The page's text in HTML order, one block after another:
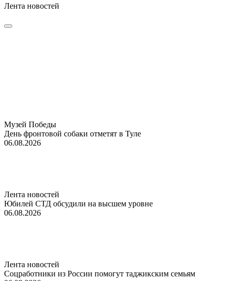
Лента новостей
Музей Победы
День фронтовой собаки отметят в Туле
06.08.2026
Лента новостей
Юбилей СТД обсудили на высшем уровне
06.08.2026
Лента новостей
Соцработники из России помогут таджикским семьям